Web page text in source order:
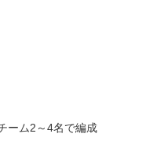
ーム2～4名で編成